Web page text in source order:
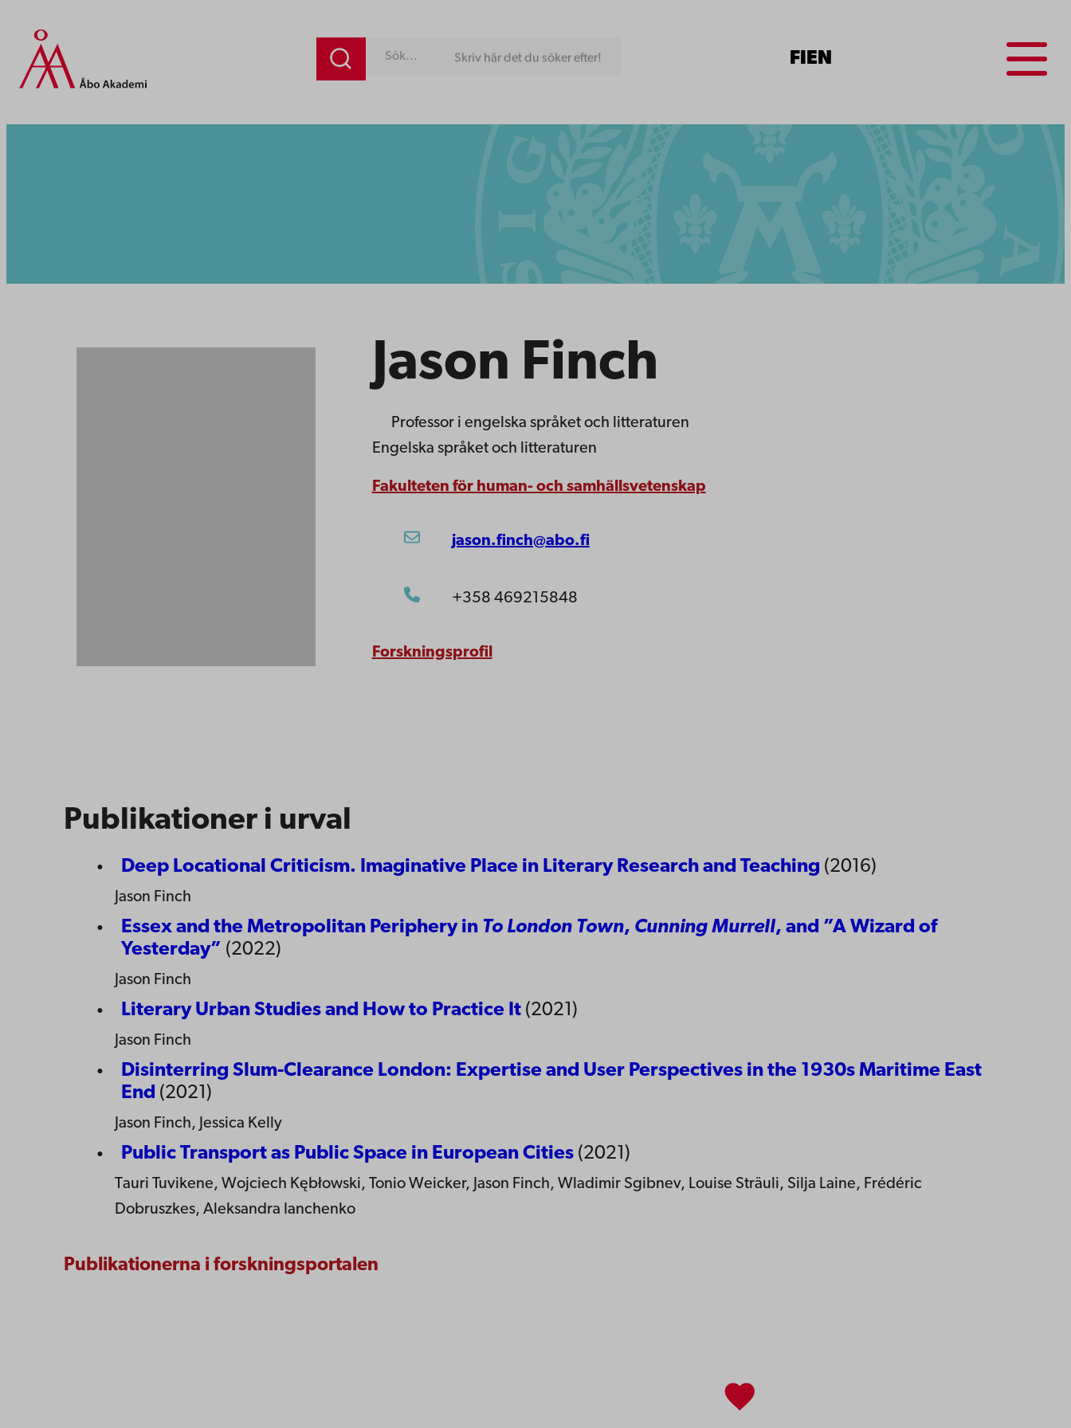
Skriv här det du söker efter! FI EN
Menu
Jason Finch
Professor i engelska språket och litteraturen
Engelska språket och litteraturen
Fakulteten för human- och samhällsvetenskap
jason.finch@abo.fi
+358 469215848
Forskningsprofil
Publikationer i urval
Deep Locational Criticism. Imaginative Place in Literary Research and Teaching (2016)
Jason Finch
Essex and the Metropolitan Periphery in To London Town, Cunning Murrell, and ”A Wizard of
Yesterday” (2022)
Jason Finch
Literary Urban Studies and How to Practice It (2021)
Jason Finch
Disinterring Slum-Clearance London: Expertise and User Perspectives in the 1930s Maritime East
End (2021)
Jason Finch, Jessica Kelly
Public Transport as Public Space in European Cities (2021)
Tauri Tuvikene, Wojciech Kębłowski, Tonio Weicker, Jason Finch, Wladimir Sgibnev, Louise Sträuli, Silja Laine, Frédéric
Dobruszkes, Aleksandra Ianchenko
Publikationerna i forskningsportalen